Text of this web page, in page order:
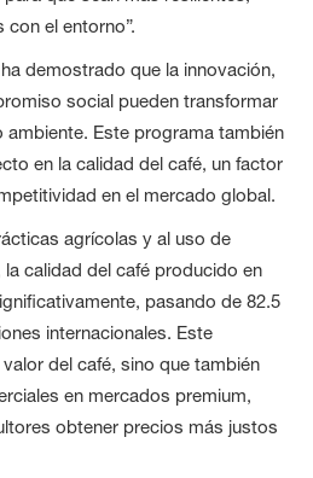
el entorno”.
demostrado que la innovación,
social pueden transformar
Este programa también
en la calidad del café, un factor
en el mercado global.
agrícolas y al uso de
calidad del café producido en
pasando de 82.5
internacionales. Este
del café, sino que también
en mercados premium,
obtener precios más justos